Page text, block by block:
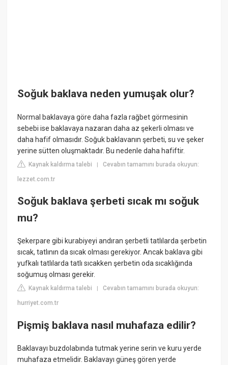
Soğuk baklava neden yumuşak olur?
Normal baklavaya göre daha fazla rağbet görmesinin
sebebi ise baklavaya nazaran daha az şekerli olması ve
daha hafif olmasıdır. Soğuk baklavanın şerbeti, su ve şeker
yerine sütten oluşmaktadır. Bu nedenle daha hafiftir.
Kaynak kaldırma talebi |Cevabın tamamını burada okuyun:
lezzet.com.tr
Soğuk baklava şerbeti sıcak mı soğuk
mu?
Şekerpare gibi kurabiyeyi andıran şerbetli tatlılarda şerbetin
sıcak, tatlının da sıcak olması gerekiyor. Ancak baklava gibi
yufkalı tatlılarda tatlı sıcakken şerbetin oda sıcaklığında
soğumuş olması gerekir.
Kaynak kaldırma talebi |Cevabın tamamını burada okuyun:
hurriyet.com.tr
Pişmiş baklava nasıl muhafaza edilir?
Baklavayı buzdolabında tutmak yerine serin ve kuru yerde
muhafaza etmelidir. Baklavayı güneş gören yerde